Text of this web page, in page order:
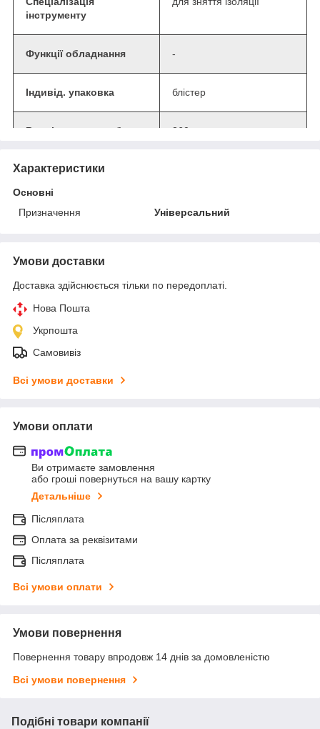
інструменту
Функції обладнання -
Індивід. упаковка блістер
Вага інструменту без
360
без упаковки
Приховати
Характеристики
Основні
Призначення
Універсальний
Умови доставки
Доставка здійснюється тільки по передоплаті.
Нова Пошта
Укрпошта
Самовивіз
Всі умови доставки
Умови оплати
Ви отримаєте замовлення
або гроші повернуться на вашу картку
Детальніше
Післяплата
Оплата за реквізитами
Післяплата
Всі умови оплати
Умови повернення
Повернення товару впродовж 14 днів за домовленістю
Всі умови повернення
Подібні товари компанії